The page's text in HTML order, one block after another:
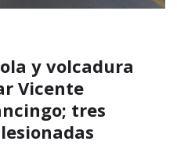
y volcadura
Vicente
tres